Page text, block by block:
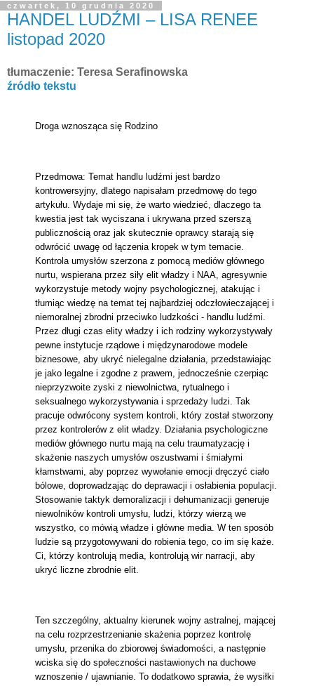
czwartek, 10 grudnia 2020
HANDEL LUDŹMI – LISA RENEE
listopad 2020
tłumaczenie: Teresa Serafinowska
źródło tekstu
Droga wznosząca się Rodzino
Przedmowa: Temat handlu ludźmi jest bardzo
kontrowersyjny, dlatego napisałam przedmowę do tego
artykułu. Wydaje mi się, że warto wiedzieć, dlaczego ta
kwestia jest tak wyciszana i ukrywana przed szerszą
publicznością oraz jak skutecznie oprawcy starają się
odwrócić uwagę od łączenia kropek w tym temacie.
Kontrola umysłów szerzona z pomocą mediów głównego
nurtu, wspierana przez siły elit władzy i NAA, agresywnie
wykorzystuje metody wojny psychologicznej, atakując i
tłumiąc wiedzę na temat tej najbardziej odczłowieczającej i
niemoralnej zbrodni przeciwko ludzkości - handlu ludźmi.
Przez długi czas elity władzy i ich rodziny wykorzystywały
pewne instytucje rządowe i międzynarodowe modele
biznesowe, aby ukryć nielegalne działania, przedstawiając
je jako legalne i zgodne z prawem, jednocześnie czerpiąc
nieprzyzwoite zyski z niewolnictwa, rytualnego i
seksualnego wykorzystywania i sprzedaży ludzi. Tak
pracuje odwrócony system kontroli, który został stworzony
przez kontrolerów z elit władzy. Działania psychologiczne
mediów głównego nurtu mają na celu traumatyzację i
skażenie naszych umysłów oszustwami i śmiałymi
kłamstwami, aby poprzez wywołanie emocji dręczyć ciało
bólowe, doprowadzając do deprawacji i osłabienia populacji.
Stosowanie taktyk demoralizacji i dehumanizacji generuje
niewolników kontroli umysłu, ludzi, którzy wierzą we
wszystko, co mówią władze i główne media. W ten sposób
ludzie są przygotowywani do robienia tego, co im się każe.
Ci, którzy kontrolują media, kontrolują wir narracji, aby
ukryć liczne zbrodnie elit.
Ten szczególny, aktualny kierunek wojny astralnej, mającej
na celu rozprzestrzenianie skażenia poprzez kontrolę
umysłu, przenika do zbiorowej świadomości, a następnie
wciska się do społeczności nastawionych na duchowe
wznoszenie / ujawnianie. To dodatkowo sprawia, że wysiłki